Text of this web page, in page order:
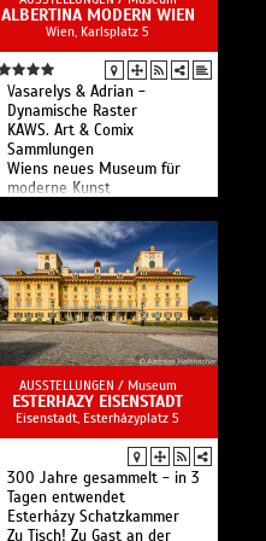
Sammlung alter
Musikinstrumente
Ägyptisch-Orientalische
Sammlung
Sammlungen aus dem alten
Ägypten, der Antike, dem
Mittelalter sowie der Neuzeit
bis etwa 1800
ALBERTINA MODERN WIEN
Wien, Karlsplatz 5
Vasarelys & Adrian -
Dynamische Raster
KAWS. Art & Comix
Sammlungen
Wiens neues Museum für
moderne Kunst
AUSSTELLUNGEN / Museum
ESTERHAZY EISENSTADT
Eisenstadt, Esterházyplatz 5
300 Jahre gesammelt - in 3
Tagen entwendet
Esterházy Schatzkammer
Zu Tisch! Zu Gast an der